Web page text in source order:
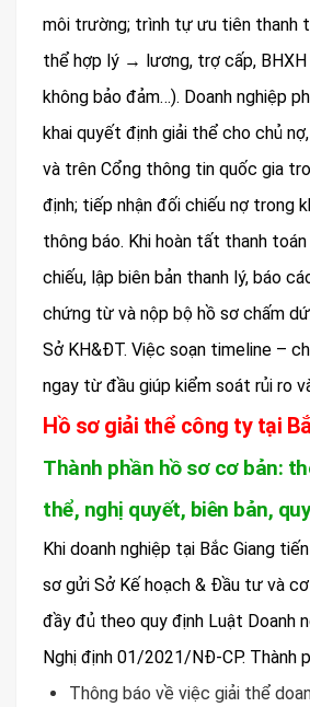
môi trường; trình tự ưu tiên thanh
thể hợp lý → lương, trợ cấp,
không bảo đảm…). Doanh nghiệp
khai quyết định giải thể cho chủ
và trên Cổng thông tin quốc gia
định; tiếp nhận đối chiếu nợ trong
thông báo. Khi hoàn tất thanh
chiếu, lập biên bản thanh lý, báo
chứng từ và nộp bộ hồ sơ chấm
Sở KH&ĐT. Việc soạn timeline –
ngay từ đầu giúp kiểm soát rủi ro
Hồ sơ giải thể công ty tại
Thành phần hồ sơ cơ bản:
thể, nghị quyết, biên bản,
Khi doanh nghiệp tại Bắc Giang
sơ gửi Sở Kế hoạch & Đầu tư và
đầy đủ theo quy định Luật Doanh
Nghị định 01/2021/NĐ-CP. Thành
Thông báo về việc giải thể